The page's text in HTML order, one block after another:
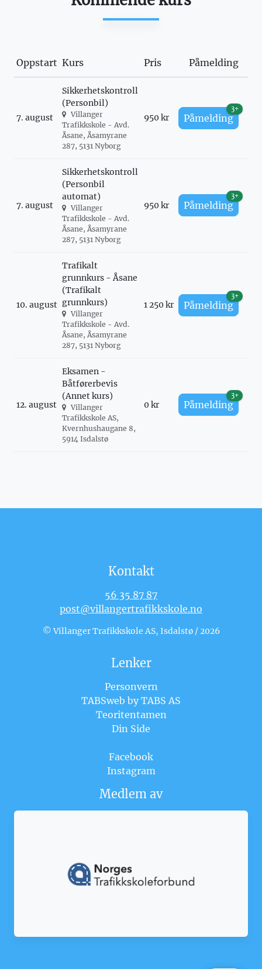
Oppstart Kurs Pris Påmelding
7. august
Sikkerhetskontroll
(Personbil)
Villanger
Trafikkskole - Avd.
Åsane, Åsamyrane
287, 5131 Nyborg
950 kr Påmelding
3+
7. august
Sikkerhetskontroll
(Personbil
automat)
Villanger
Trafikkskole - Avd.
Åsane, Åsamyrane
287, 5131 Nyborg
950 kr Påmelding
3+
10. august
Trafikalt
grunnkurs - Åsane
(Trafikalt
grunnkurs)
Villanger
Trafikkskole - Avd.
Åsane, Åsamyrane
287, 5131 Nyborg
1 250 kr Påmelding
3+
12. august
Eksamen -
Båtførerbevis
(Annet kurs)
Villanger
Trafikkskole AS,
Kvernhushaugane 8,
5914 Isdalstø
0 kr Påmelding
3+
Kontakt
56 35 87 87
post@villangertrafikkskole.no
© Villanger Trafikkskole AS, Isdalstø / 2026
Lenker
Personvern
TABSweb by TABS AS
Teoritentamen
Din Side
Facebook
Instagram
Medlem av